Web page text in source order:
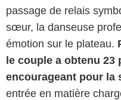
passage de relais
sœur, la danseuse
émotion sur le plateau.
le couple a obtenu 23
encourageant pour la
entrée en matière